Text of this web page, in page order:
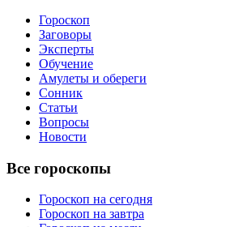
Гороскоп
Заговоры
Эксперты
Обучение
Амулеты и обереги
Сонник
Статьи
Вопросы
Новости
Все гороскопы
Гороскоп на сегодня
Гороскоп на завтра